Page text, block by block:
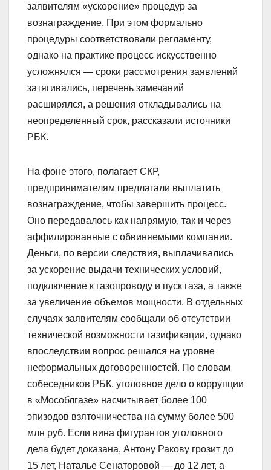
заявителям «ускорение» процедур за
вознаграждение. При этом формально
процедуры соответствовали регламенту,
однако на практике процесс искусственно
усложнялся — сроки рассмотрения заявлений
затягивались, перечень замечаний
расширялся, а решения откладывались на
неопределенный срок, рассказали источники
РБК.
На фоне этого, полагает СКР,
предпринимателям предлагали выплатить
вознаграждение, чтобы завершить процесс.
Оно передавалось как напрямую, так и через
аффилированные с обвиняемыми компании.
Деньги, по версии следствия, выплачивались
за ускорение выдачи технических условий,
подключение к газопроводу и пуск газа, а также
за увеличение объемов мощности. В отдельных
случаях заявителям сообщали об отсутствии
технической возможности газификации, однако
впоследствии вопрос решался на уровне
неформальных договоренностей. По словам
собеседников РБК, уголовное дело о коррупции
в «Мособлгазе» насчитывает более 100
эпизодов взяточничества на сумму более 500
млн руб. Если вина фигурантов уголовного
дела будет доказана, Антону Ракову грозит до
15 лет, Наталье Сенаторовой — до 12 лет, а